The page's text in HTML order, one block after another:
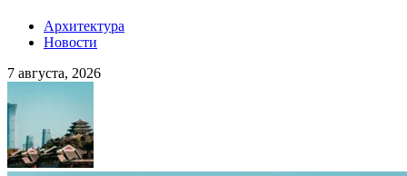
Архитектура
Новости
7 августа, 2026